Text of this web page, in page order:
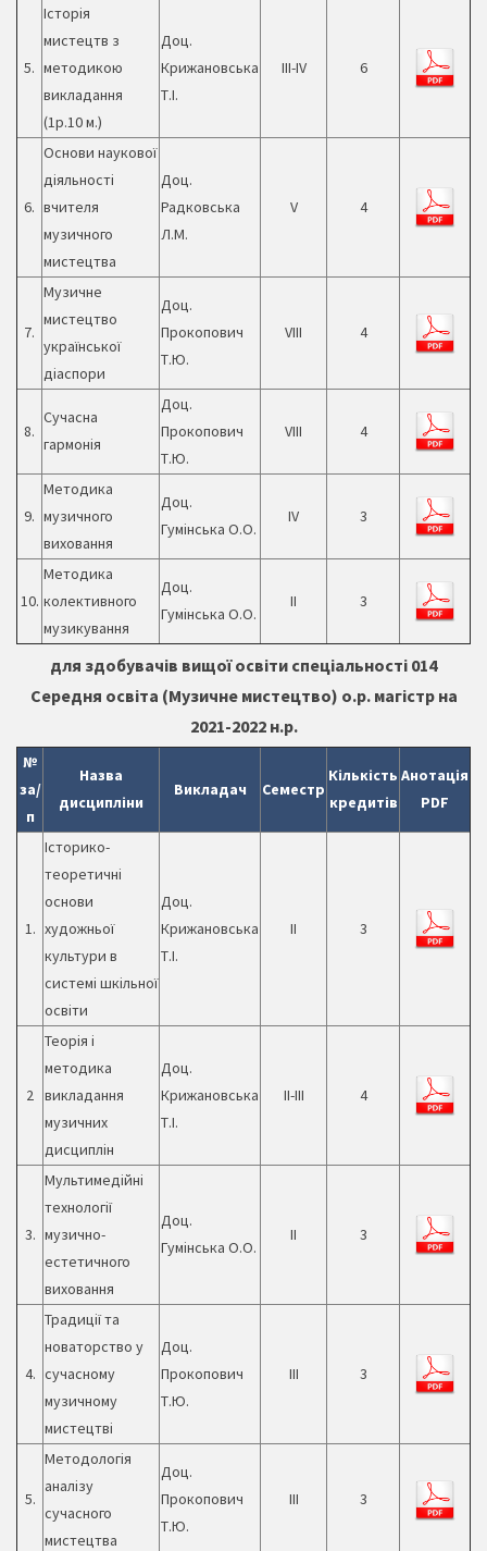
5.
Історія
мистецтв з
методикою
викладання
(1р.10 м.)
Доц.
Крижановська
Т.І.
ІІІ-ІV 6
6.
Основи наукової
діяльності
вчителя
музичного
мистецтва
Доц.
Радковська
Л.М.
V 4
7.
Музичне
мистецтво
української
діаспори
Доц.
Прокопович
Т.Ю.
VIII 4
8.
Сучасна
гармонія
Доц.
Прокопович
Т.Ю.
VIII 4
9.
Методика
музичного
виховання
Доц.
Гумінська О.О.
ІV 3
10.
Методика
колективного
музикування
Доц.
Гумінська О.О.
ІІ 3
для здобувачів вищої освіти спеціальності 014
Середня освіта (Музичне мистецтво) о.р. магістр на
2021-2022 н.р.
№
за/
п
Назва
дисципліни
Викладач Семестр
Кількість
кредитів
Анотація
PDF
1.
Історико-
теоретичні
основи
художньої
культури в
системі шкільної
освіти
Доц.
Крижановська
Т.І.
ІІ 3
2
Теорія і
методика
викладання
музичних
дисциплін
Доц.
Крижановська
Т.І.
ІІ-ІІІ 4
3.
Мультимедійні
технології
музично-
естетичного
виховання
Доц.
Гумінська О.О.
ІІ 3
4.
Традиції та
новаторство у
сучасному
музичному
мистецтві
Доц.
Прокопович
Т.Ю.
ІІІ 3
5.
Методологія
аналізу
сучасного
мистецтва
Доц.
Прокопович
Т.Ю.
ІІІ 3